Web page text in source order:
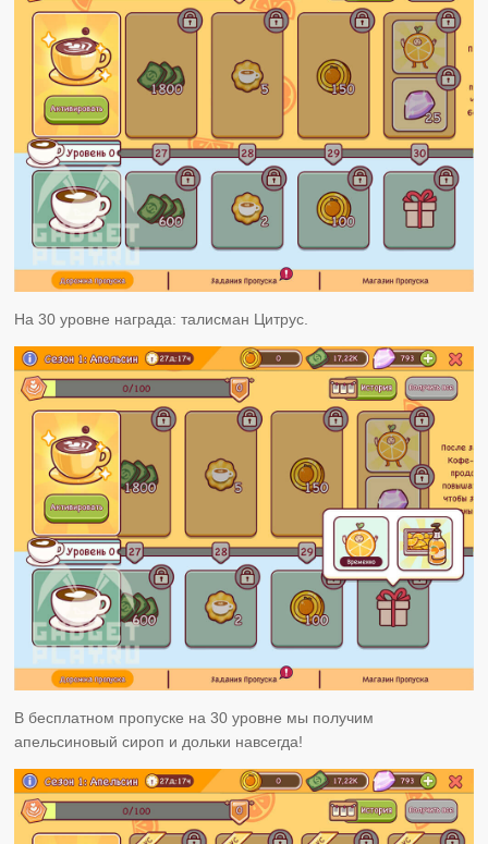
На 30 уровне награда: талисман Цитрус.
В бесплатном пропуске на 30 уровне мы получим
апельсиновый сироп и дольки навсегда!